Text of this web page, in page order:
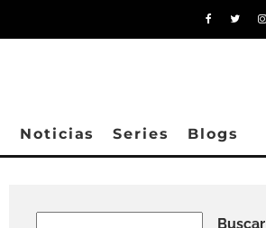
Noticias Series Blogs
Buscar